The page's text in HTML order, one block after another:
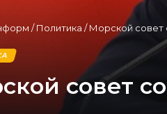
/Политика /Морской совет
совет